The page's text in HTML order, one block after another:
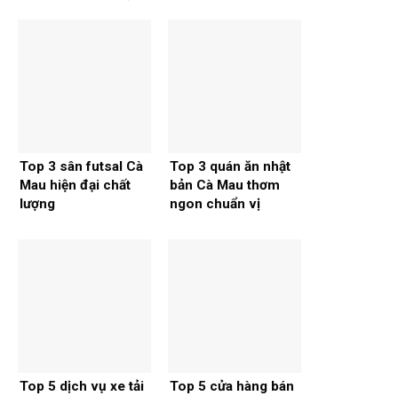
Top 3 sân futsal Cà
Mau hiện đại chất
lượng
Top 3 quán ăn nhật
bản Cà Mau thơm
ngon chuẩn vị
Top 5 dịch vụ xe tải
Top 5 cửa hàng bán